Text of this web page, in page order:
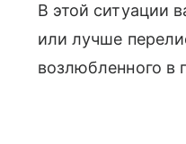
В этой ситуации
или лучше
возлюбленного в